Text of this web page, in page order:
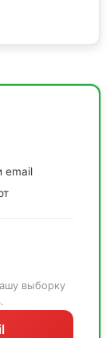
email
выборку